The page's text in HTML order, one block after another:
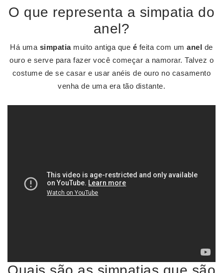
O que representa a simpatia do
anel?
Há uma simpatiamuito antiga que é feita com umanel de
ouro e serve para fazer você começar a namorar. Talvez o
costume de se casar e usar anéis de ouro no casamento
venha de uma era tão distante.